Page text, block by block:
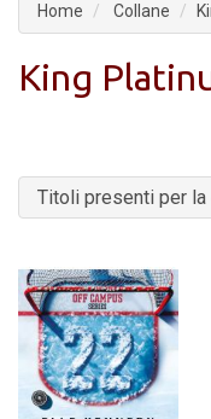
Home Collane
King
Titoli presenti per la